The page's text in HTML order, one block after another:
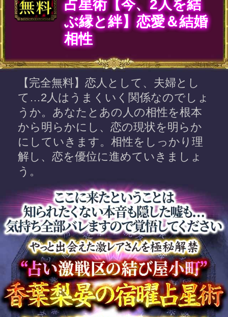
解し、恋を優位に進めていきましょ
う。
あなたが私を見つけ、ここにいら
したことに特別な運命を感じます
宿曜27宿同士で見る、あなたとあ
の人の絶対的相性
あなたは今、あの人とどのような
縁と絆で結ばれている？